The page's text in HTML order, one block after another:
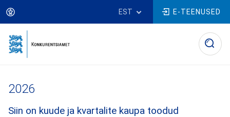
Liigu
edasi
põhisisu
juurde
EST E-TEENUSED
2026
Siin on kuude ja kvartalite kaupa toodud